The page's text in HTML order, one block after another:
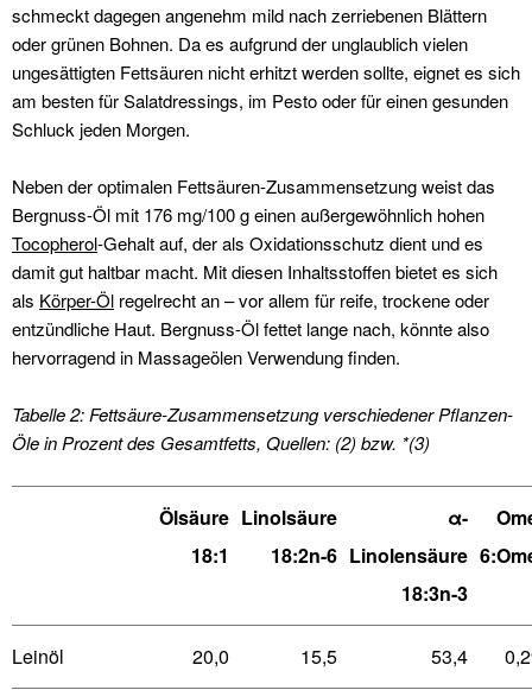
schmeckt dagegen angenehm mild nach zerriebenen Blättern
oder grünen Bohnen. Da es aufgrund der unglaublich vielen
ungesättigten Fettsäuren nicht erhitzt werden sollte, eignet es sich
am besten für Salatdressings, im Pesto oder für einen gesunden
Schluck jeden Morgen.
Neben der optimalen Fettsäuren-Zusammensetzung weist das
Bergnuss-Öl mit 176 mg/100 g einen außergewöhnlich hohen
Tocopherol-Gehalt auf, der als Oxidationsschutz dient und es
damit gut haltbar macht. Mit diesen Inhaltsstoffen bietet es sich
als Körper-Öl regelrecht an – vor allem für reife, trockene oder
entzündliche Haut. Bergnuss-Öl fettet lange nach, könnte also
hervorragend in Massageölen Verwendung finden.
Tabelle 2: Fettsäure-Zusammensetzung verschiedener Pflanzen-
Öle in Prozent des Gesamtfetts, Quellen: (2) bzw. *(3)
Ölsäure
18:1
Linolsäure
18:2n-6
α-
Linolensäure
18:3n-3
Leinöl 20,0 15,5 53,4